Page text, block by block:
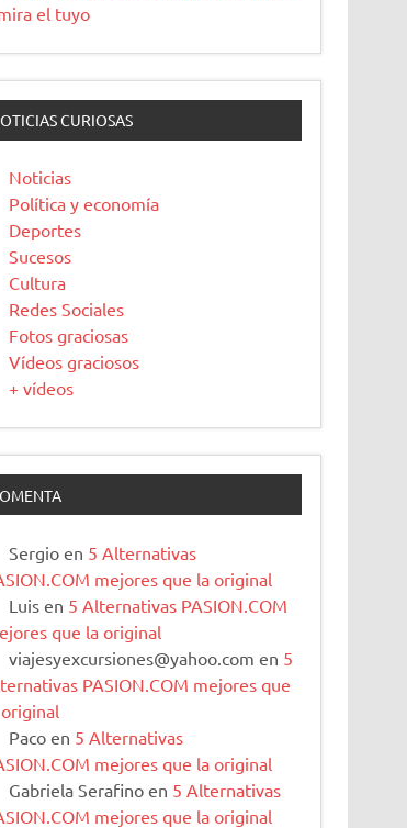
el tuyo
CURIOSAS
Noticias
Política y economía
Deportes
Sucesos
Cultura
Redes Sociales
Fotos graciosas
Vídeos graciosos
+ vídeos
Sergio en 5 Alternativas
mejores que la original
Luis en 5 Alternativas PASION.COM
que la original
viajesyexcursiones@yahoo.com en 5
PASION.COM mejores que
Paco en 5 Alternativas
mejores que la original
Gabriela Serafino en 5 Alternativas
mejores que la original